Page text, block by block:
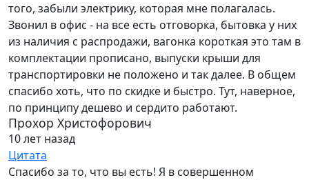
того, забыли электрику, которая мне полагалась.
Звонил в офис - на все есть отговорка, бытовка у них
из наличия с распродажи, вагонка короткая это там в
комплектации прописано, выпуски крыши для
транспортировки не положено и так далее. В общем
спасибо хоть, что по скидке и быстро. Тут, наверное,
по принципу дешево и сердито работают.
Прохор Христофорович
10 лет назад
Цитата
Спасибо за то, что вы есть! Я в совершенном